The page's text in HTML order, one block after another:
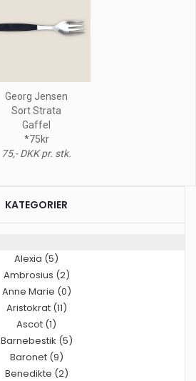
Georg Jensen
Sort Strata
Gaffel
*75kr
75,- DKK pr. stk.
KATEGORIER
Alexia (5)
Ambrosius (2)
Anne Marie (0)
Aristokrat (11)
Ascot (1)
Barnebestik (5)
Baronet (9)
Benedikte (2)